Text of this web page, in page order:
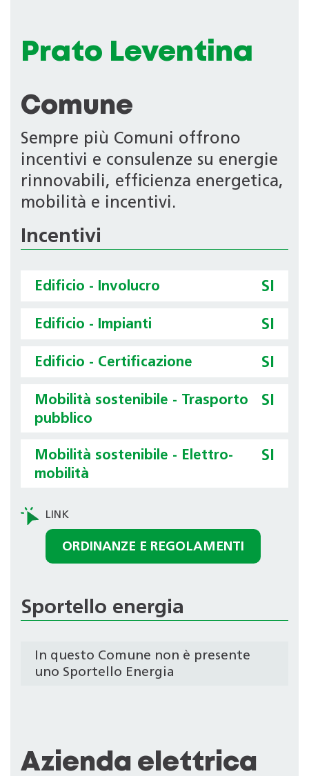
Prato Leventina
Comune
Sempre più Comuni offrono
incentivi e consulenze su energie
rinnovabili, efficienza energetica,
mobilità e incentivi.
Incentivi
Edificio - Involucro SI
Edificio - Impianti SI
Edificio - Certificazione SI
Mobilità sostenibile - Trasporto
pubblico
SI
Mobilità sostenibile - Elettro-
mobilità
SI
ORDINANZE E REGOLAMENTI
Sportello energia
In questo Comune non è presente
uno Sportello Energia
Azienda elettrica